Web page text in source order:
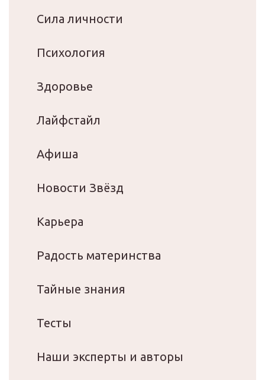
Сила личности
Психология
Здоровье
Лайфстайл
Афиша
Новости Звёзд
Карьера
Радость материнства
Тайные знания
Тесты
Наши эксперты и авторы